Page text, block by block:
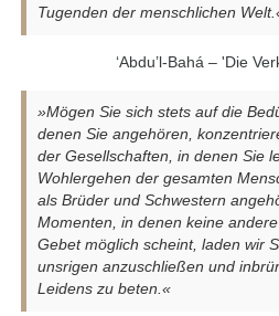
Tugenden der menschlichen
‘Abdu’l-Bahá – 'Die
»Mögen Sie sich stets auf die
denen Sie angehören,
der Gesellschaften, in denen Sie
Wohlergehen der gesamten
als Brüder und Schwestern
Momenten, in denen keine
Gebet möglich scheint, laden wir
unsrigen anzuschließen und
Leidens zu beten.«